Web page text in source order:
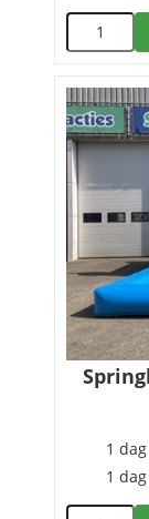
1 dag
1 dag